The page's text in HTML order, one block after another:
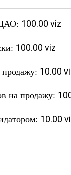
100.00 viz
100.00 viz
продажу: 10.00
на продажу:
10.00